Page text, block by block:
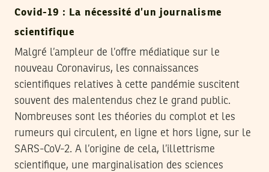
Covid-19 : La nécessité d’un journalisme
scientifique
Malgré l’ampleur de l’offre médiatique sur le
nouveau Coronavirus, les connaissances
scientifiques relatives à cette pandémie suscitent
souvent des malentendus chez le grand public.
Nombreuses sont les théories du complot et les
rumeurs qui circulent, en ligne et hors ligne, sur le
SARS-CoV-2. A l’origine de cela, l’illettrisme
scientifique, une marginalisation des sciences